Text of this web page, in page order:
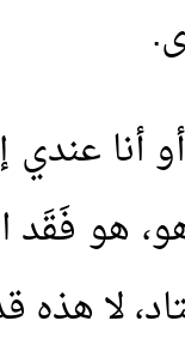
أنا
هو فَقَد
لا هذه